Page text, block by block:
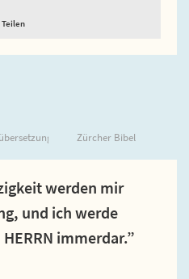
Teilen
Zürcher Bibel
werden mir
und ich werde
immerdar.”